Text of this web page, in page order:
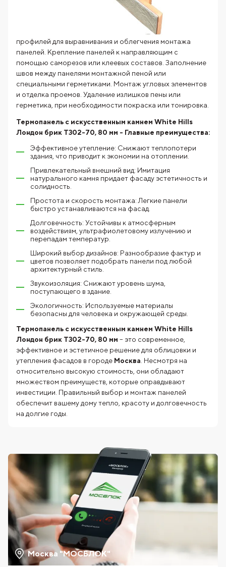
профилей для выравнивания и облегчения монтажа
панелей. Крепление панелей к направляющим с
помощью саморезов или клеевых составов. Заполнение
швов между панелями монтажной пеной или
специальными герметиками. Монтаж угловых элементов
и отделка проемов. Удаление излишков пены или
герметика, при необходимости покраска или тонировка.
Термопанель с искусственным камнем White Hills
Лондон брик T302-70, 80 мм - Главные преимущества:
Эффективное утепление: Снижают теплопотери
здания, что приводит к экономии на отоплении.
Привлекательный внешний вид: Имитация
натурального камня придает фасаду эстетичность и
солидность.
Простота и скорость монтажа: Легкие панели
быстро устанавливаются на фасад.
Долговечность: Устойчивы к атмосферным
воздействиям, ультрафиолетовому излучению и
перепадам температур.
Широкий выбор дизайнов: Разнообразие фактур и
цветов позволяет подобрать панели под любой
архитектурный стиль.
Звукоизоляция: Снижают уровень шума,
поступающего в здание.
Экологичность: Используемые материалы
безопасны для человека и окружающей среды.
Термопанель с искусственным камнем White Hills
Лондон брик T302-70, 80 мм – это современное,
эффективное и эстетичное решение для облицовки и
утепления фасадов в городе Москва . Несмотря на
относительно высокую стоимость, они обладают
множеством преимуществ, которые оправдывают
инвестиции. Правильный выбор и монтаж панелей
обеспечит вашему дому тепло, красоту и долговечность
на долгие годы.
Москва "МОСБЛОК"